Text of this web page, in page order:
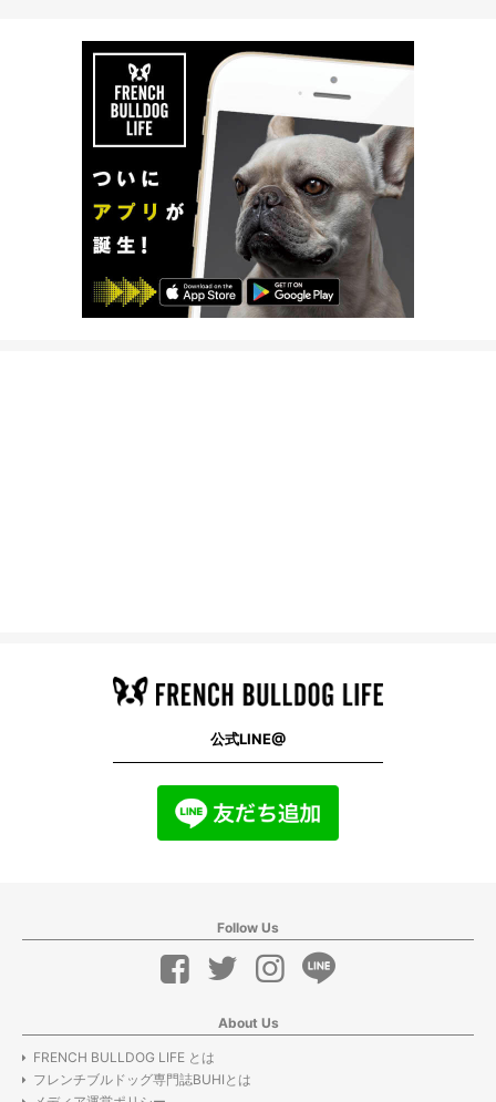
公式LINE@
Follow Us
About Us
FRENCH BULLDOG LIFE とは
フレンチブルドッグ専門誌BUHIとは